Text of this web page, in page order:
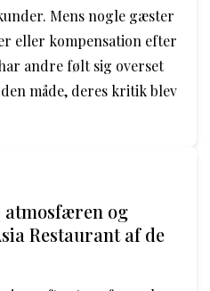
Mens nogle gæster
eller kompensation efter
andre følt sig overset
måde, deres kritik blev
atmosfæren og
Restaurant af de